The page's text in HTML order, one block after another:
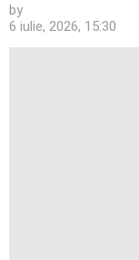
by
6 iulie, 2026, 15:30